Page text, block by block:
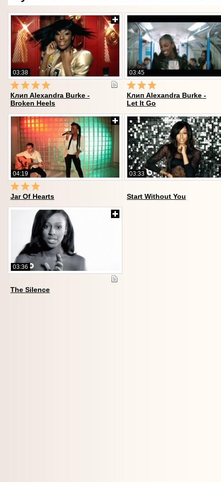
03:38
Клип Alexandra Burke -
Broken Heels
03:45
Клип Alexandra Burke -
Let It Go
04:19
Jar Of Hearts
03:33
Start Without You
03:36
The Silence